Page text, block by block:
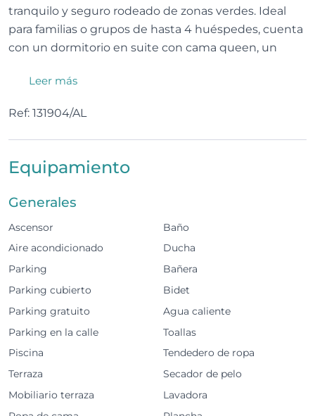
tranquilo y seguro rodeado de zonas verdes. Ideal
para familias o grupos de hasta 4 huéspedes, cuenta
con un dormitorio en suite con cama queen, un
segundo baño.
El apartamento dispone de cocina totalmente
amueblada, plaza de garaje y acceso a piscina
2 dormitorios, uno de ellos en suite
Capacidad para hasta 4 huéspedes
2 baños
Cocina totalmente equipada
Gran terraza amueblada conectada con el salón y
la suite
Leer más
Ref: 131904/AL
Equipamiento
Generales
Ascensor
Aire acondicionado
Parking
Parking cubierto
Parking gratuito
Parking en la calle
Piscina
Terraza
Mobiliario terraza
Baño
Ducha
Bañera
Bidet
Agua caliente
Toallas
Tendedero de ropa
Secador de pelo
Lavadora